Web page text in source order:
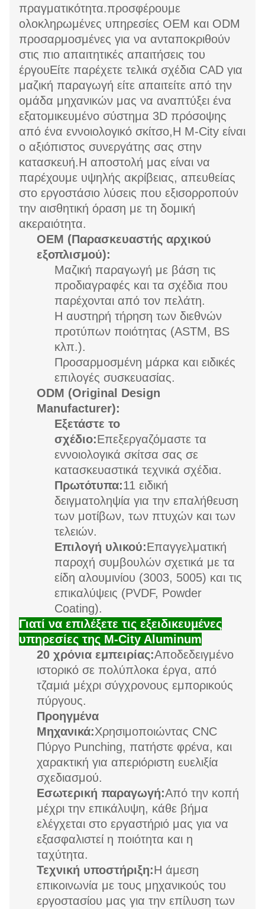
πραγματικότητα.προσφέρουμε
ολοκληρωμένες υπηρεσίες OEM και ODM
προσαρμοσμένες για να ανταποκριθούν
στις πιο απαιτητικές απαιτήσεις του
έργουΕίτε παρέχετε τελικά σχέδια CAD για
μαζική παραγωγή είτε απαιτείτε από την
ομάδα μηχανικών μας να αναπτύξει ένα
εξατομικευμένο σύστημα 3D πρόσοψης
από ένα εννοιολογικό σκίτσο,Η M-City είναι
ο αξιόπιστος συνεργάτης σας στην
κατασκευή.Η αποστολή μας είναι να
παρέχουμε υψηλής ακρίβειας, απευθείας
στο εργοστάσιο λύσεις που εξισορροπούν
την αισθητική όραση με τη δομική
ακεραιότητα.
OEM (Παρασκευαστής αρχικού
εξοπλισμού):
Μαζική παραγωγή με βάση τις
προδιαγραφές και τα σχέδια που
παρέχονται από τον πελάτη.
Η αυστηρή τήρηση των διεθνών
προτύπων ποιότητας (ASTM, BS
κλπ.).
Προσαρμοσμένη μάρκα και ειδικές
επιλογές συσκευασίας.
ODM (Original Design
Manufacturer):
Εξετάστε το
σχέδιο:Επεξεργαζόμαστε τα
εννοιολογικά σκίτσα σας σε
κατασκευαστικά τεχνικά σχέδια.
Πρωτότυπα:11 ειδική
δειγματοληψία για την επαλήθευση
των μοτίβων, των πτυχών και των
τελειών.
Επιλογή υλικού:Επαγγελματική
παροχή συμβουλών σχετικά με τα
είδη αλουμινίου (3003, 5005) και τις
επικαλύψεις (PVDF, Powder
Coating).
Γιατί να επιλέξετε τις εξειδικευμένες
υπηρεσίες της M-City Aluminum
20 χρόνια εμπειρίας:Αποδεδειγμένο
ιστορικό σε πολύπλοκα έργα, από
τζαμιά μέχρι σύγχρονους εμπορικούς
πύργους.
Προηγμένα
Μηχανικά:Χρησιμοποιώντας CNC
Πύργο Punching, πατήστε φρένα, και
χαρακτική για απεριόριστη ευελιξία
σχεδιασμού.
Εσωτερική παραγωγή:Από την κοπή
μέχρι την επικάλυψη, κάθε βήμα
ελέγχεται στο εργαστήριό μας για να
εξασφαλιστεί η ποιότητα και η
ταχύτητα.
Τεχνική υποστήριξη:Η άμεση
επικοινωνία με τους μηχανικούς του
εργοστασίου μας για την επίλυση των